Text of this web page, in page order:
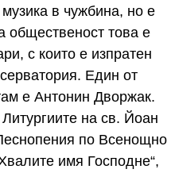
в чужбина, но е
общественост това е
с които е изпратен
Един от
е Антонин Дворжак.
на св. Йоан
по Всенощно
имя Господне“,